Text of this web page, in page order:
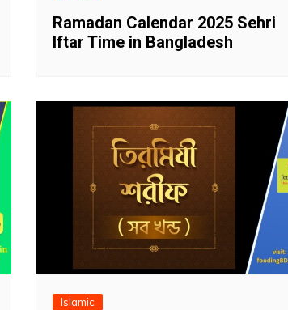
Ramadan Calendar 2025 Sehri
Iftar Time in Bangladesh
Islamic